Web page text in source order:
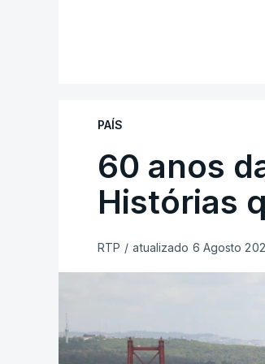
PAÍS
60 anos
Histórias
RTP / atualizado 6 Agosto